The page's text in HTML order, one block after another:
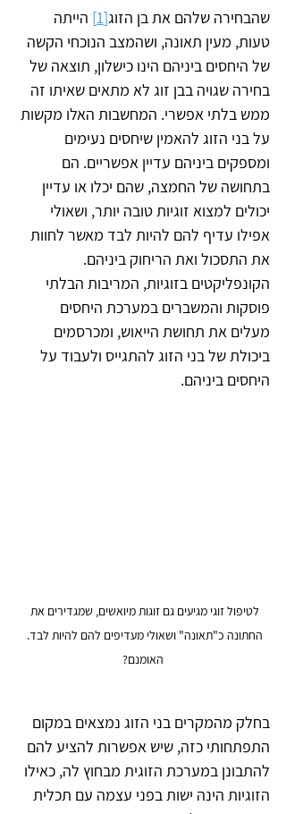
שהבחירה שלהם את בן הזוג[1]
הייתה
טעות, מעין תאונה, ושהמצב הנוכחי הקשה
של היחסים ביניהם הינו כישלון, תוצאה של
בחירה שגויה בבן זוג לא מתאים שאיתו זה
ממש בלתי אפשרי. המחשבות האלו מקשות
על בני הזוג להאמין שיחסים נעימים
ומספקים ביניהם עדיין אפשריים. הם
בתחושה של החמצה, שהם יכלו או עדיין
יכולים למצוא זוגיות טובה יותר, ושאולי
אפילו עדיף להם להיות לבד מאשר לחוות
את התסכול ואת הריחוק ביניהם.
הקונפליקטים בזוגיות, המריבות הבלתי
פוסקות והמשברים במערכת היחסים
מעלים את תחושת הייאוש, ומכרסמים
ביכולת של בני הזוג להתגייס ולעבוד על
היחסים ביניהם.
לטיפול זוגי מגיעים גם זוגות מיואשים, שמגדירים את
החתונה כ"תאונה" ושאולי מעדיפים להם להיות לבד.
האומנם?
בחלק מהמקרים בני הזוג נמצאים במקום
התפתחותי כזה, שיש אפשרות להציע להם
להתבונן במערכת הזוגית מבחוץ לה, כאילו
הזוגיות הינה ישות בפני עצמה עם תכלית